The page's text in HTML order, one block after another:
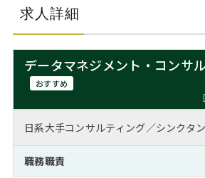
コンサルタントの紹介
ステージ別アドバイス
MBAの転職事例
MBAからのFAQ
MBA留学生数の推移
インターン受入企業一覧
職務経歴書の書き方
よくある面接Q&A集
転職市場の明日をよめ
転職成功への4つの鍵
注目企業インタビュー
キャリアデザインセミナー
キャリアフォーラム
Career Talk Live
主なクライアント
採用情報
ニュースリリース
求人詳細
データマネジメント・コンサ
おすすめ
日系大手コンサルティング／シンクタ
職務職責